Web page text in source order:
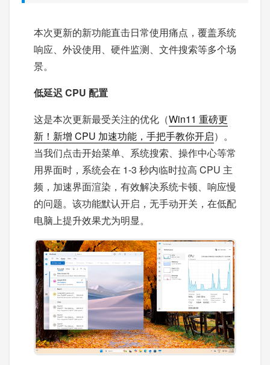
本次更新的新功能直击日常使用痛点，覆盖系统
响应、外设使用、硬件监测、文件搜索等多个场
景。
低延迟 CPU 配置
这是本次更新最受关注的优化（Win11 重磅更
新！新增 CPU 加速功能，手把手教你开启）。
当我们点击开始菜单、系统搜索、操作中心等常
用界面时，系统会在 1-3 秒内临时拉高 CPU 主
频，加速界面渲染，有效解决系统卡顿、响应慢
的问题。该功能默认开启，无手动开关，在低配
电脑上提升效果尤为明显。